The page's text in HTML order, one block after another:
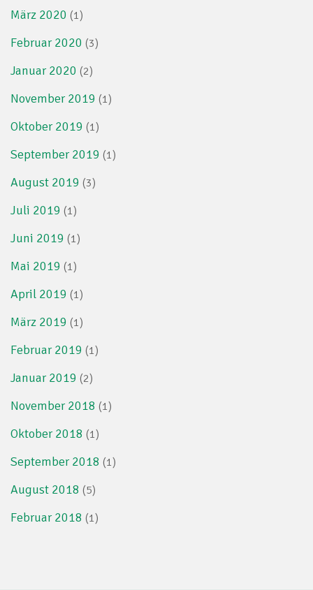
März 2020 (1)
Februar 2020 (3)
Januar 2020 (2)
November 2019 (1)
Oktober 2019 (1)
September 2019 (1)
August 2019 (3)
Juli 2019 (1)
Juni 2019 (1)
Mai 2019 (1)
April 2019 (1)
März 2019 (1)
Februar 2019 (1)
Januar 2019 (2)
November 2018 (1)
Oktober 2018 (1)
September 2018 (1)
August 2018 (5)
Februar 2018 (1)